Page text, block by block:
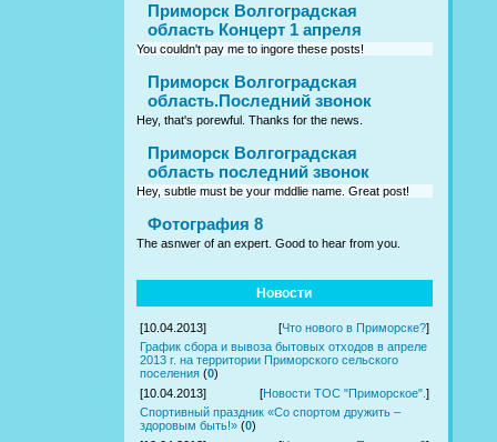
Приморск Волгоградская
область Концерт 1 апреля
You couldn't pay me to ingore these posts!
Приморск Волгоградская
область.Последний звонок
Hey, that's porewful. Thanks for the news.
Приморск Волгоградская
область последний звонок
Hey, subtle must be your mddlie name. Great post!
Фотография 8
The asnwer of an expert. Good to hear from you.
Новости
[10.04.2013] [Что нового в Приморске?]
График сбора и вывоза бытовых отходов в апреле
2013 г. на территории Приморского сельского
поселения (0)
[10.04.2013]
[Новости ТОС "Приморское". ]
Спортивный праздник «Со спортом дружить –
здоровым быть!» (0)